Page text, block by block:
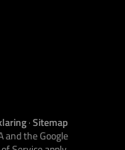
·Sitemap
and the Google